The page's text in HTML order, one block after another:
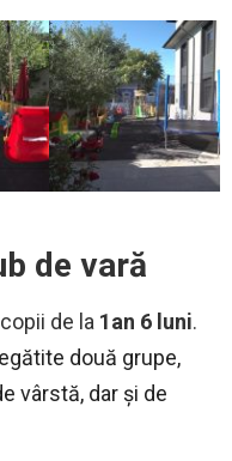
de vară
de la 1an 6 luni.
două grupe,
vârstă, dar și de